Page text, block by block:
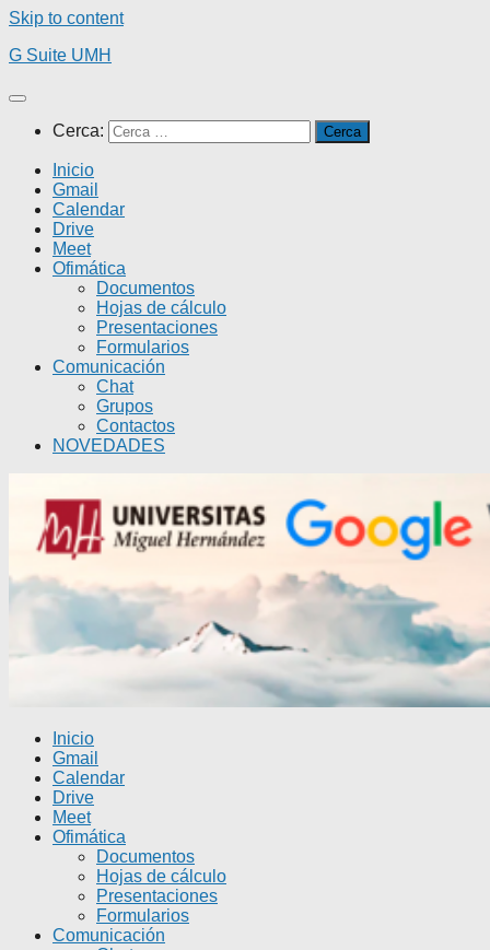
Skip to content
G Suite UMH
Cerca:
Inicio
Gmail
Calendar
Drive
Meet
Ofimática
Documentos
Hojas de cálculo
Presentaciones
Formularios
Comunicación
Chat
Grupos
Contactos
NOVEDADES
Inicio
Gmail
Calendar
Drive
Meet
Ofimática
Documentos
Hojas de cálculo
Presentaciones
Formularios
Comunicación